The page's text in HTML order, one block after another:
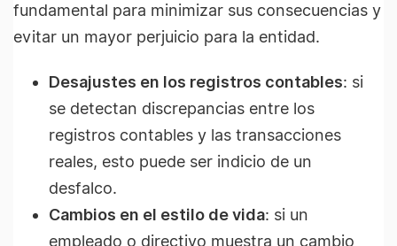
fundamental para minimizar sus consecuencias y
evitar un mayor perjuicio para la entidad.
Desajustes en los registros contables: si
se detectan discrepancias entre los
registros contables y las transacciones
reales, esto puede ser indicio de un
desfalco.
Cambios en el estilo de vida: si un
empleado o directivo muestra un cambio